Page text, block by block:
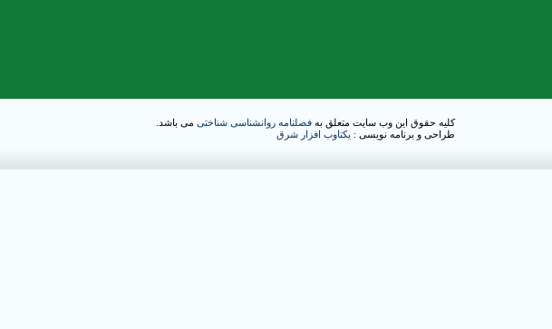
کلیه حقوق این وب سایت متعلق به فصلنامه روانشناسی شناختی می باشد.
طراحی و برنامه نویسی : یکتاوب افزار شرق